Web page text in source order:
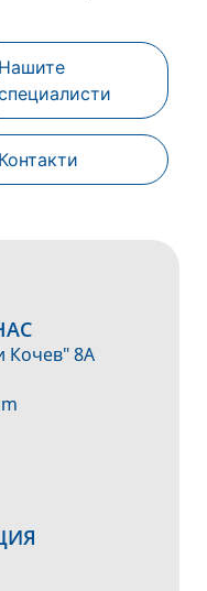
Нашите
Контакти
Кочев" 8А